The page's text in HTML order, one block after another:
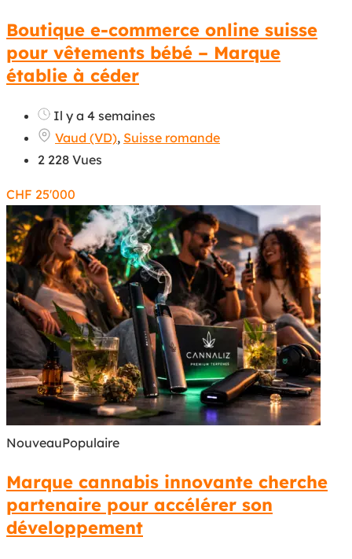
Boutique e-commerce online suisse
pour vêtements bébé – Marque
établie à céder
Il y a 4 semaines
Vaud (VD), Suisse romande
2 228 Vues
CHF 25'000
NouveauPopulaire
Marque cannabis innovante cherche
partenaire pour accélérer son
développement